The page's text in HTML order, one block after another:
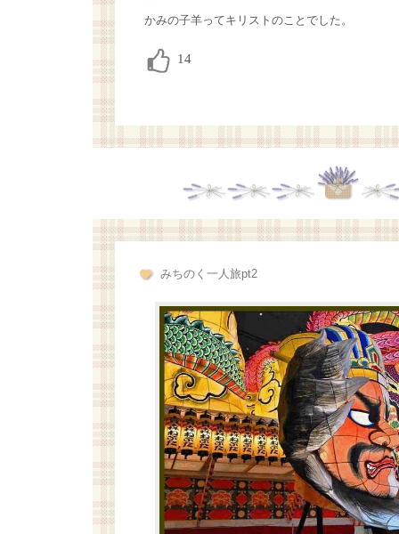
かみの子羊ってキリストのことでした。
みちのく一人旅pt2